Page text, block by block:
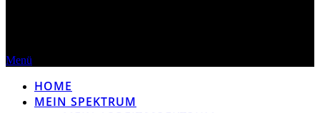
Menü
HOME
MEIN SPEKTRUM